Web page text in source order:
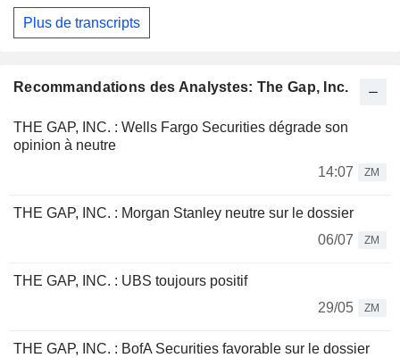
Plus de transcripts
Recommandations des Analystes: The Gap, Inc.
THE GAP, INC. : Wells Fargo Securities dégrade son
opinion à neutre
14:07
ZM
THE GAP, INC. : Morgan Stanley neutre sur le dossier
06/07
ZM
THE GAP, INC. : UBS toujours positif
29/05
ZM
THE GAP, INC. : BofA Securities favorable sur le dossier